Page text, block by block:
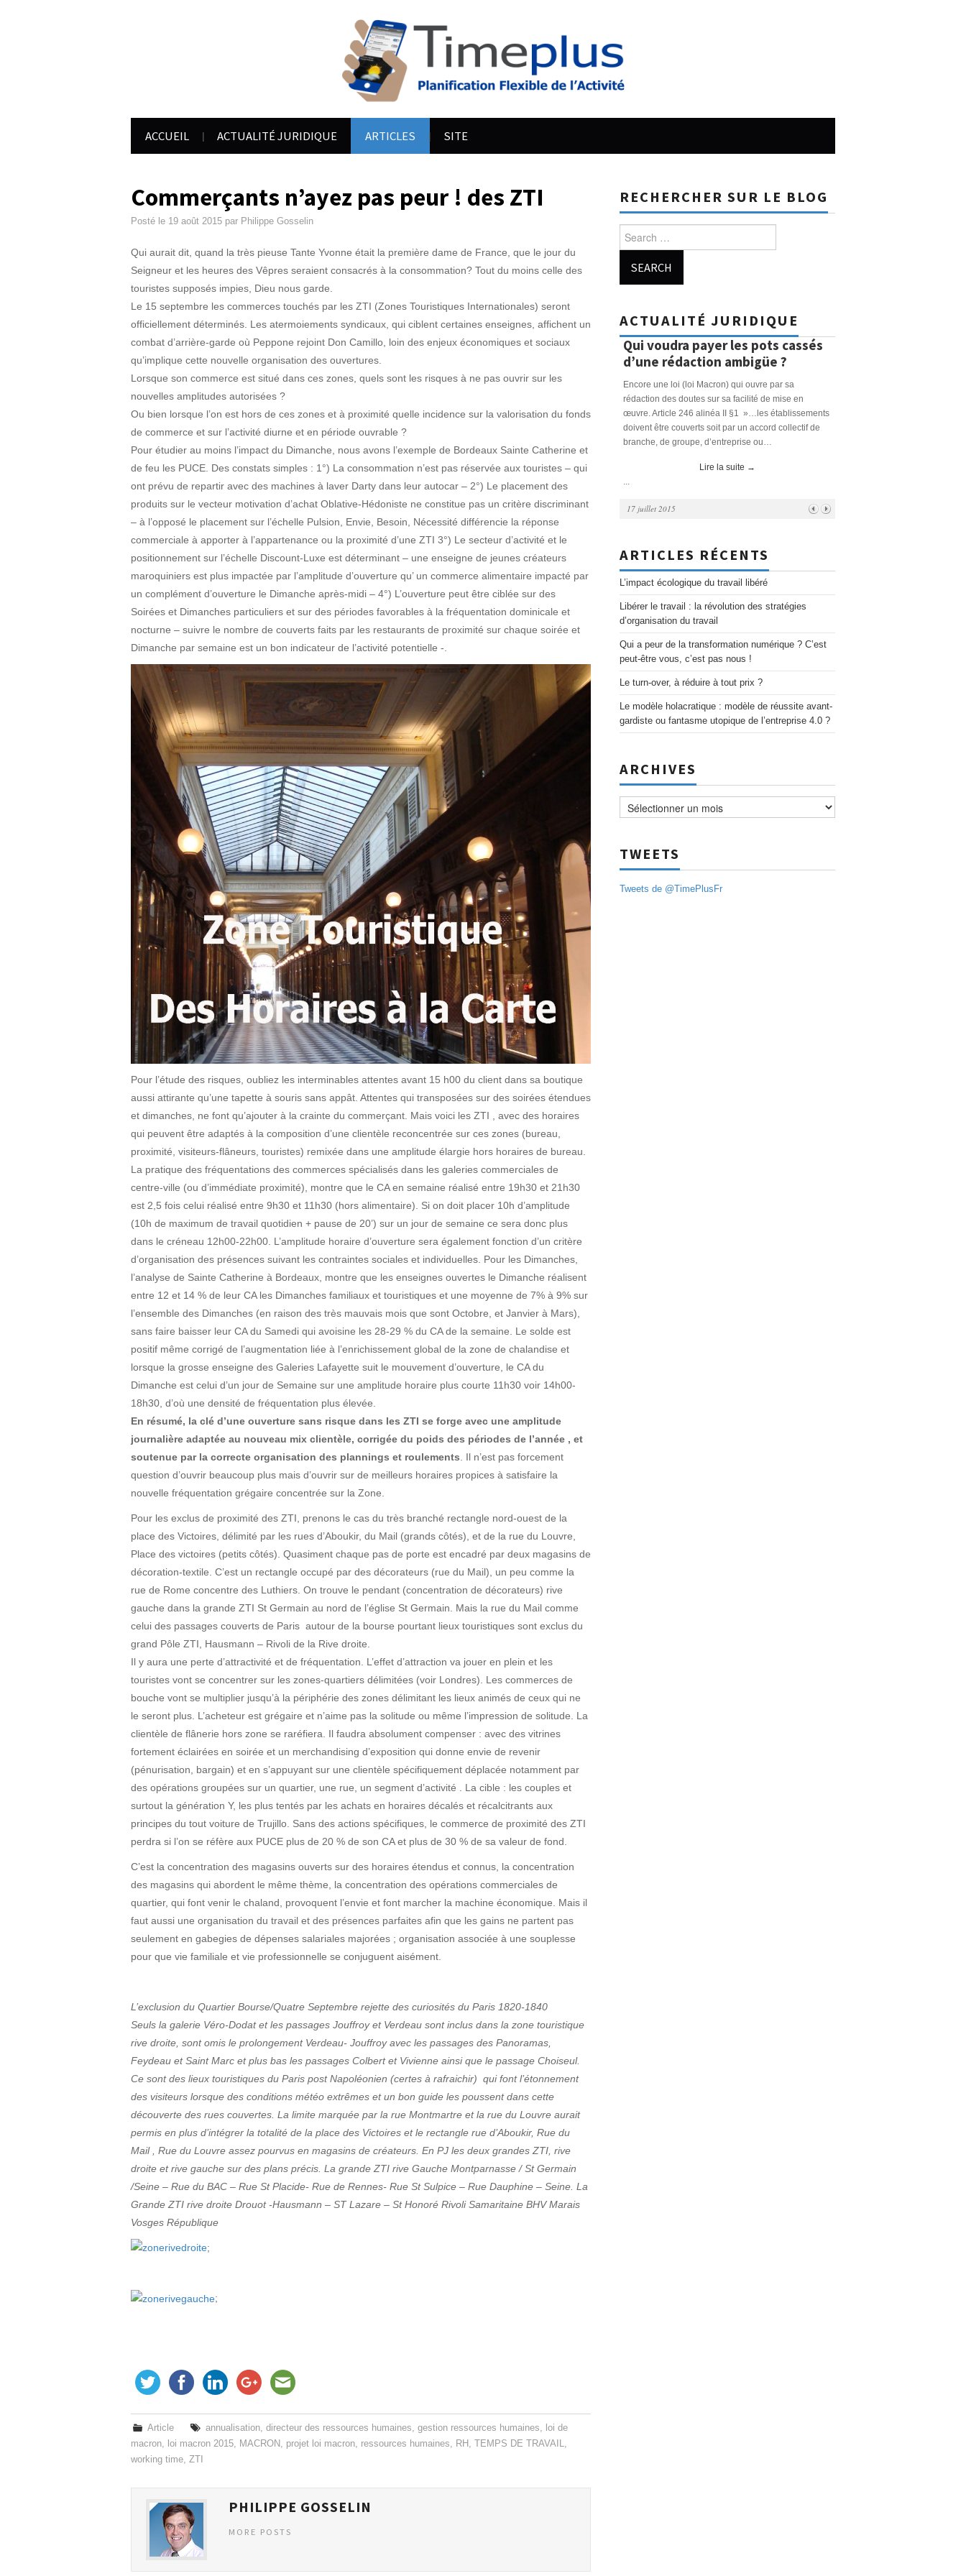
ACCUEIL ACTUALITÉ JURIDIQUE ARTICLES SITE
Commerçants n’ayez pas peur ! des ZTI
Posté le 19 août 2015 par Philippe Gosselin
Qui aurait dit, quand la très pieuse Tante Yvonne était la première dame de France, que le jour du
Seigneur et les heures des Vêpres seraient consacrés à la consommation? Tout du moins celle des
touristes supposés impies, Dieu nous garde.
Le 15 septembre les commerces touchés par les ZTI (Zones Touristiques Internationales) seront
officiellement déterminés. Les atermoiements syndicaux, qui ciblent certaines enseignes, affichent un
combat d’arrière-garde où Peppone rejoint Don Camillo, loin des enjeux économiques et sociaux
qu’implique cette nouvelle organisation des ouvertures.
Lorsque son commerce est situé dans ces zones, quels sont les risques à ne pas ouvrir sur les
nouvelles amplitudes autorisées ?
Ou bien lorsque l’on est hors de ces zones et à proximité quelle incidence sur la valorisation du fonds
de commerce et sur l’activité diurne et en période ouvrable ?
Pour étudier au moins l’impact du Dimanche, nous avons l’exemple de Bordeaux Sainte Catherine et
de feu les PUCE. Des constats simples : 1°) La consommation n’est pas réservée aux touristes – qui
ont prévu de repartir avec des machines à laver Darty dans leur autocar – 2°) Le placement des
produits sur le vecteur motivation d’achat Oblative-Hédoniste ne constitue pas un critère discriminant
– à l’opposé le placement sur l’échelle Pulsion, Envie, Besoin, Nécessité différencie la réponse
commerciale à apporter à l’appartenance ou la proximité d’une ZTI 3°) Le secteur d’activité et le
positionnement sur l’échelle Discount-Luxe est déterminant – une enseigne de jeunes créateurs
maroquiniers est plus impactée par l’amplitude d’ouverture qu’ un commerce alimentaire impacté par
un complément d’ouverture le Dimanche après-midi – 4°) L’ouverture peut être ciblée sur des
Soirées et Dimanches particuliers et sur des périodes favorables à la fréquentation dominicale et
nocturne – suivre le nombre de couverts faits par les restaurants de proximité sur chaque soirée et
Dimanche par semaine est un bon indicateur de l’activité potentielle -.
Pour l’étude des risques, oubliez les interminables attentes avant 15 h00 du client dans sa boutique
aussi attirante qu’une tapette à souris sans appât. Attentes qui transposées sur des soirées étendues
et dimanches, ne font qu’ajouter à la crainte du commerçant. Mais voici les ZTI , avec des horaires
qui peuvent être adaptés à la composition d’une clientèle reconcentrée sur ces zones (bureau,
proximité, visiteurs-flâneurs, touristes) remixée dans une amplitude élargie hors horaires de bureau.
La pratique des fréquentations des commerces spécialisés dans les galeries commerciales de
centre-ville (ou d’immédiate proximité), montre que le CA en semaine réalisé entre 19h30 et 21h30
est 2,5 fois celui réalisé entre 9h30 et 11h30 (hors alimentaire). Si on doit placer 10h d’amplitude
(10h de maximum de travail quotidien + pause de 20’) sur un jour de semaine ce sera donc plus
dans le créneau 12h00-22h00. L’amplitude horaire d’ouverture sera également fonction d’un critère
d’organisation des présences suivant les contraintes sociales et individuelles. Pour les Dimanches,
l’analyse de Sainte Catherine à Bordeaux, montre que les enseignes ouvertes le Dimanche réalisent
entre 12 et 14 % de leur CA les Dimanches familiaux et touristiques et une moyenne de 7% à 9% sur
l’ensemble des Dimanches (en raison des très mauvais mois que sont Octobre, et Janvier à Mars),
sans faire baisser leur CA du Samedi qui avoisine les 28-29 % du CA de la semaine. Le solde est
positif même corrigé de l’augmentation liée à l’enrichissement global de la zone de chalandise et
lorsque la grosse enseigne des Galeries Lafayette suit le mouvement d’ouverture, le CA du
Dimanche est celui d’un jour de Semaine sur une amplitude horaire plus courte 11h30 voir 14h00-
18h30, d’où une densité de fréquentation plus élevée.
En résumé, la clé d’une ouverture sans risque dans les ZTI se forge avec une amplitude
journalière adaptée au nouveau mix clientèle, corrigée du poids des périodes de l’année , et
soutenue par la correcte organisation des plannings et roulements . Il n’est pas forcement
question d’ouvrir beaucoup plus mais d’ouvrir sur de meilleurs horaires propices à satisfaire la
nouvelle fréquentation grégaire concentrée sur la Zone.
Pour les exclus de proximité des ZTI, prenons le cas du très branché rectangle nord-ouest de la
place des Victoires, délimité par les rues d’Aboukir, du Mail (grands côtés), et de la rue du Louvre,
Place des victoires (petits côtés). Quasiment chaque pas de porte est encadré par deux magasins de
décoration-textile. C’est un rectangle occupé par des décorateurs (rue du Mail), un peu comme la
rue de Rome concentre des Luthiers. On trouve le pendant (concentration de décorateurs) rive
gauche dans la grande ZTI St Germain au nord de l’église St Germain. Mais la rue du Mail comme
celui des passages couverts de Paris autour de la bourse pourtant lieux touristiques sont exclus du
grand Pôle ZTI, Hausmann – Rivoli de la Rive droite.
Il y aura une perte d’attractivité et de fréquentation. L’effet d’attraction va jouer en plein et les
touristes vont se concentrer sur les zones-quartiers délimitées (voir Londres). Les commerces de
bouche vont se multiplier jusqu’à la périphérie des zones délimitant les lieux animés de ceux qui ne
le seront plus. L’acheteur est grégaire et n’aime pas la solitude ou même l’impression de solitude. La
clientèle de flânerie hors zone se raréfiera. Il faudra absolument compenser : avec des vitrines
fortement éclairées en soirée et un merchandising d’exposition qui donne envie de revenir
(pénurisation, bargain) et en s’appuyant sur une clientèle spécifiquement déplacée notamment par
des opérations groupées sur un quartier, une rue, un segment d’activité . La cible : les couples et
surtout la génération Y, les plus tentés par les achats en horaires décalés et récalcitrants aux
principes du tout voiture de Trujillo. Sans des actions spécifiques, le commerce de proximité des ZTI
perdra si l’on se réfère aux PUCE plus de 20 % de son CA et plus de 30 % de sa valeur de fond.
C’est la concentration des magasins ouverts sur des horaires étendus et connus, la concentration
des magasins qui abordent le même thème, la concentration des opérations commerciales de
quartier, qui font venir le chaland, provoquent l’envie et font marcher la machine économique. Mais il
faut aussi une organisation du travail et des présences parfaites afin que les gains ne partent pas
seulement en gabegies de dépenses salariales majorées ; organisation associée à une souplesse
pour que vie familiale et vie professionnelle se conjuguent aisément.
L’exclusion du Quartier Bourse/Quatre Septembre rejette des curiosités du Paris 1820-1840
Seuls la galerie Véro-Dodat et les passages Jouffroy et Verdeau sont inclus dans la zone touristique
rive droite, sont omis le prolongement Verdeau- Jouffroy avec les passages des Panoramas,
Feydeau et Saint Marc et plus bas les passages Colbert et Vivienne ainsi que le passage Choiseul.
Ce sont des lieux touristiques du Paris post Napoléonien (certes à rafraichir) qui font l’étonnement
des visiteurs lorsque des conditions météo extrêmes et un bon guide les poussent dans cette
découverte des rues couvertes. La limite marquée par la rue Montmartre et la rue du Louvre aurait
permis en plus d’intégrer la totalité de la place des Victoires et le rectangle rue d’Aboukir, Rue du
Mail , Rue du Louvre assez pourvus en magasins de créateurs. En PJ les deux grandes ZTI, rive
droite et rive gauche sur des plans précis. La grande ZTI rive Gauche Montparnasse / St Germain
/Seine – Rue du BAC – Rue St Placide- Rue de Rennes- Rue St Sulpice – Rue Dauphine – Seine. La
Grande ZTI rive droite Drouot -Hausmann – ST Lazare – St Honoré Rivoli Samaritaine BHV Marais
Vosges République
;
;
Article annualisation,directeur des ressources humaines,gestion ressources humaines, loi de
macron, loi macron 2015, MACRON, projet loi macron, ressources humaines, RH , TEMPS DE TRAVAIL,
working time, ZTI
PHILIPPE GOSSELIN
MORE POSTS
RECHERCHER SUR LE BLOG
Search for:
ACTUALITÉ JURIDIQUE
17 juillet 2015
[Cass Soc.] Prévenance et accord
Si le refus par le salarié d’accepter la modification de
d’un accord de modulation constitue, en application
Lire la suite→
Qui voudra payer les pots cassés
d’une rédaction ambigüe ?
Encore une loi (loi Macron) qui ouvre par sa
rédaction des doutes sur sa facilité de mise en
œuvre. Article 246 alinéa II §1 »…les établissements
doivent être couverts soit par un accord collectif de
branche, de groupe, d’entreprise ou…
Lire la suite →
ARTICLES RÉCENTS
L’impact écologique du travail libéré
Libérer le travail : la révolution des stratégies
d’organisation du travail
Qui a peur de la transformation numérique ? C’est
peut-être vous, c’est pas nous !
Le turn-over, à réduire à tout prix ?
Le modèle holacratique : modèle de réussite avant-
gardiste ou fantasme utopique de l’entreprise 4.0 ?
ARCHIVES
TWEETS
Tweets de @TimePlusFr